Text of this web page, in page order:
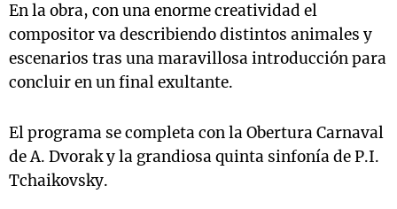
En la obra, con una enorme creatividad el
compositor va describiendo distintos animales y
escenarios tras una maravillosa introducción para
concluir en un final exultante.
El programa se completa con la Obertura Carnaval
de A. Dvorak y la grandiosa quinta sinfonía de P.I.
Tchaikovsky.